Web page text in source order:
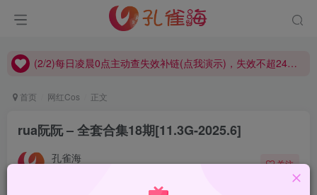
(1/2)永久发布，备用网址点这：kongque.org，点我（原域名失效）！
(1/2)永久发布，备用网址点这：kongque.org，点我（原域名失效）！
首页 网红Cos 正文
rua阮阮 – 全套合集18期[11.3G-2025.6]
孔雀海 关注